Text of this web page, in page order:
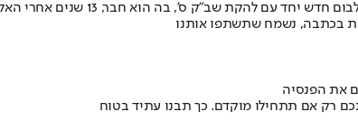
חבר, 13 שנים אחרי האלבום הקודם שלה. האלבום הופק על ידי הראפרים והמוזיקאים צוקוש וכהן.
בכתבה, נשמח שתשתפו אותנו
את הפנסיה
רק אם תתחילו מוקדם. כך תבנו עתיד בטוח